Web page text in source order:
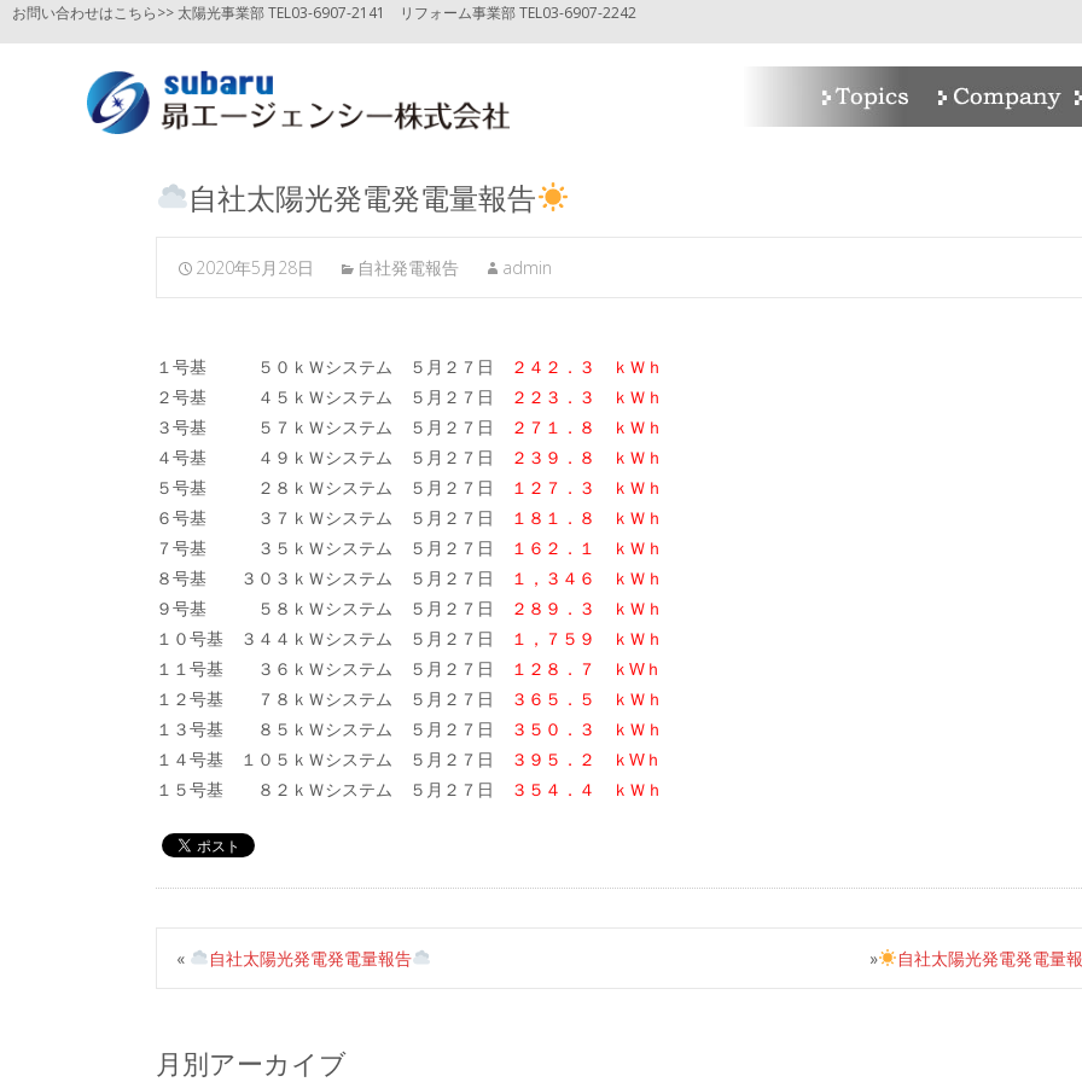
お問い合わせはこちら>> 太陽光事業部 TEL03-6907-2141 リフォーム事業部 TEL03-6907-2242
自社太陽光発電発電量報告
2020年5月28日 自社発電報告 admin
１号基 ５０ｋＷシステム ５月２７日
２４２．３ ｋＷｈ
２号基 ４５ｋＷシステム ５月２７日
２２３．３ ｋＷｈ
３号基 ５７ｋＷシステム ５月２７日
２７１．８ ｋＷｈ
４号基 ４９ｋＷシステム ５月２７日
２３９．８ ｋＷｈ
５号基 ２８ｋＷシステム ５月２７日
１２７．３ ｋＷｈ
６号基 ３７ｋＷシステム ５月２７日
１８１．８ ｋＷｈ
７号基 ３５ｋＷシステム ５月２７日
１６２．１ ｋＷｈ
８号基 ３０３ｋＷシステム ５月２７日
１，３４６ ｋＷｈ
９号基 ５８ｋＷシステム ５月２７日
２８９．３ ｋＷｈ
１０号基 ３４４ｋＷシステム ５月２７日
１，７５９ ｋＷｈ
１１号基 ３６ｋＷシステム ５月２７日
１２８．７ ｋWｈ
１２号基 ７８ｋＷシステム ５月２７日
３６５．５ ｋＷｈ
１３号基 ８５ｋＷシステム ５月２７日
３５０．３ ｋＷｈ
１４号基 １０５ｋＷシステム ５月２７日
３９５．２ ｋWｈ
１５号基 ８２ｋＷシステム ５月２７日
３５４．４ ｋＷｈ
« 自社太陽光発電発電量報告 自社太陽光発電発電量
»
月別アーカイブ